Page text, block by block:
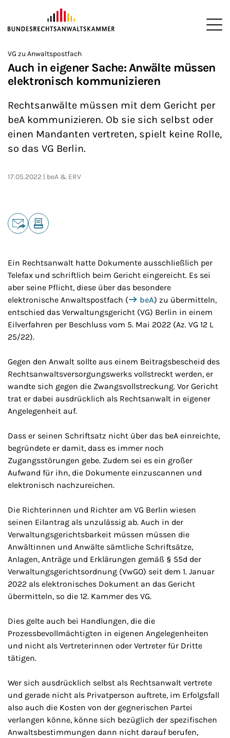
ZUM HAUPTINHALT SPRINGEN
Sie befinden sich hier:
>
Startseite
>
Newsroom
VG zu Anwaltspostfach
Auch in eigener Sache: Anwälte müssen
elektronisch kommunizieren
Rechtsanwälte müssen mit dem Gericht per
beA kommunizieren. Ob sie sich selbst oder
einen Mandanten vertreten, spielt keine Rolle,
so das VG Berlin.
17.05.2022 beA & ERV
Teilen
Ein Rechtsanwalt hatte Dokumente ausschließlich per
Telefax und schriftlich beim Gericht eingereicht. Es sei
aber seine Pflicht, diese über das besondere
elektronische Anwaltspostfach (
beA) zu übermitteln,
entschied das Verwaltungsgericht (VG) Berlin in einem
Eilverfahren per Beschluss vom 5. Mai 2022 (Az. VG 12 L
25/22).
Gegen den Anwalt sollte aus einem Beitragsbescheid des
Rechtsanwaltsversorgungswerks vollstreckt werden, er
wandte sich gegen die Zwangsvollstreckung. Vor Gericht
trat er dabei ausdrücklich als Rechtsanwalt in eigener
Angelegenheit auf.
Dass er seinen Schriftsatz nicht über das beA einreichte,
begründete er damit, dass es immer noch
Zugangsstörungen gebe. Zudem sei es ein großer
Aufwand für ihn, die Dokumente einzuscannen und
elektronisch nachzureichen.
Die Richterinnen und Richter am VG Berlin wiesen
seinen Eilantrag als unzulässig ab. Auch in der
Verwaltungsgerichtsbarkeit müssen müssen die
Anwältinnen und Anwälte sämtliche Schriftsätze,
Anlagen, Anträge und Erklärungen gemäß § 55d der
Verwaltungsgerichtsordnung (VwGO) seit dem 1. Januar
2022 als elektronisches Dokument an das Gericht
übermitteln, so die 12. Kammer des VG.
Dies gelte auch bei Handlungen, die die
Prozessbevollmächtigten in eigenen Angelegenheiten
und nicht als Vertreterinnen oder Vertreter für Dritte
tätigen.
Wer sich ausdrücklich selbst als Rechtsanwalt vertrete
und gerade nicht als Privatperson auftrete, im Erfolgsfall
also auch die Kosten von der gegnerischen Partei
verlangen könne, könne sich bezüglich der spezifischen
Anwaltsbestimmungen dann nicht darauf berufen,